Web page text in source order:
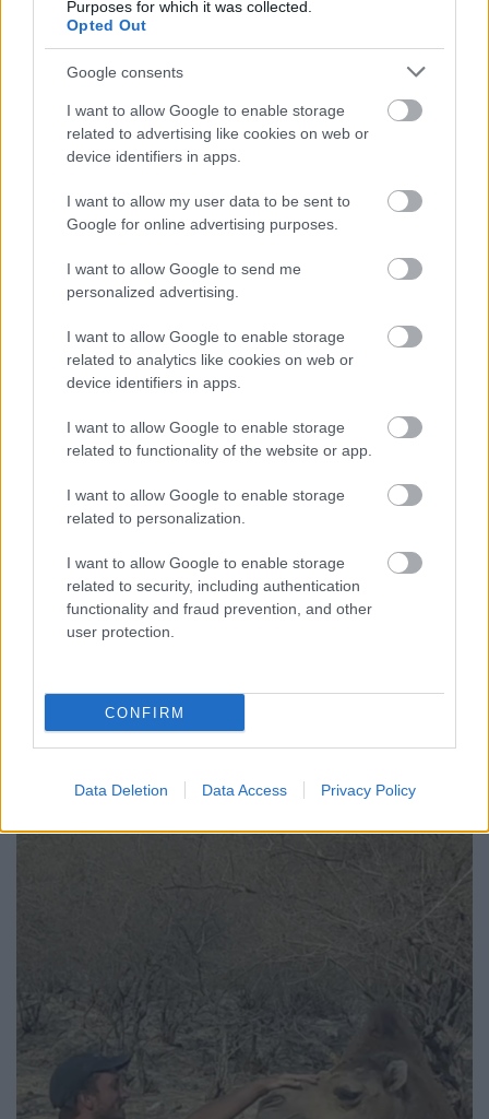
Purposes for which it was collected.
Opted Out
Google consents
I want to allow Google to enable storage
related to advertising like cookies on web or
device identifiers in apps.
I want to allow my user data to be sent to
Google for online advertising purposes.
I want to allow Google to send me
personalized advertising.
I want to allow Google to enable storage
related to analytics like cookies on web or
device identifiers in apps.
I want to allow Google to enable storage
related to functionality of the website or app.
I want to allow Google to enable storage
related to personalization.
I want to allow Google to enable storage
related to security, including authentication
functionality and fraud prevention, and other
user protection.
CONFIRM
Data Deletion Data Access Privacy Policy
számot, amit kell.”
Facebook-
esemény:https://www.facebook.com/events/
A képeket Olivér küldte nekünk az útjáról. Iderakunk
még egy tevéset is: